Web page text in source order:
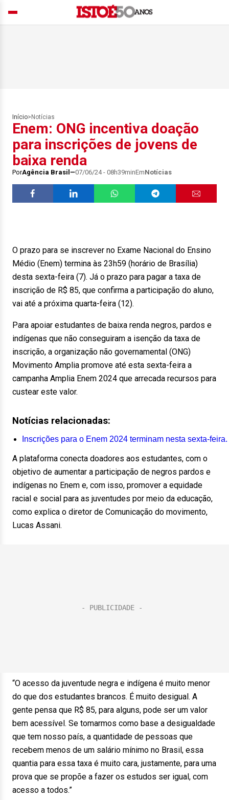
Início> Notícias
Enem: ONG incentiva doação
para inscrições de jovens de
baixa renda
PorAgência Brasil 07/06/24 - 08h39minEmNotícias
O prazo para se inscrever no Exame Nacional do Ensino
Médio (Enem) termina às 23h59 (horário de Brasília)
desta sexta-feira (7). Já o prazo para pagar a taxa de
inscrição de R$ 85, que confirma a participação do aluno,
vai até a próxima quarta-feira (12).
Para apoiar estudantes de baixa renda negros, pardos e
indígenas que não conseguiram a isenção da taxa de
inscrição, a organização não governamental (ONG)
Movimento Amplia promove até esta sexta-feira a
campanha Amplia Enem 2024 que arrecada recursos para
custear este valor.
Notícias relacionadas:
Inscrições para o Enem 2024 terminam nesta sexta-feira.
A plataforma conecta doadores aos estudantes, com o
objetivo de aumentar a participação de negros pardos e
indígenas no Enem e, com isso, promover a equidade
racial e social para as juventudes por meio da educação,
como explica o diretor de Comunicação do movimento,
Lucas Assani.
“O acesso da juventude negra e indígena é muito menor
do que dos estudantes brancos. É muito desigual. A
gente pensa que R$ 85, para alguns, pode ser um valor
bem acessível. Se tomarmos como base a desigualdade
que tem nosso país, a quantidade de pessoas que
recebem menos de um salário mínimo no Brasil, essa
quantia para essa taxa é muito cara, justamente, para uma
prova que se propõe a fazer os estudos ser igual, com
acesso a todos.”